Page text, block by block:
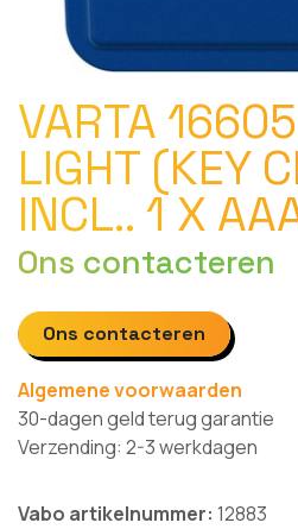
VARTA
LIGHT (KEY
INCL.. 1 X
Ons contacteren
Ons contacteren
Algemene voorwaarden
30-dagen geld terug garantie
Verzending: 2-3 werkdagen
Vabo artikelnummer: 12883